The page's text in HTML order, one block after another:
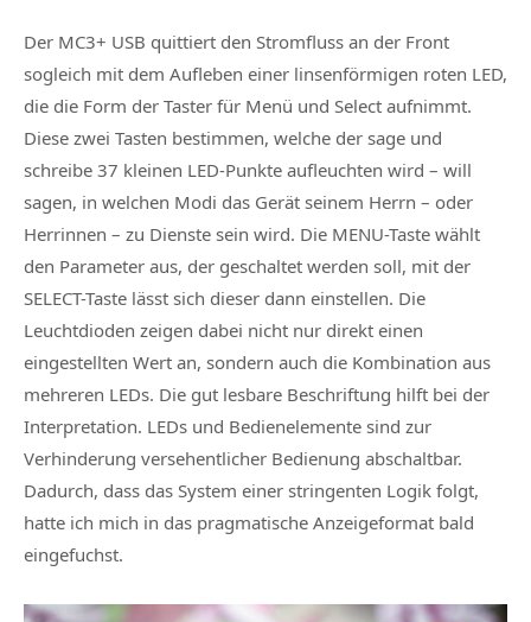
Der MC3+ USB quittiert den Stromfluss an der Front
sogleich mit dem Aufleben einer linsenförmigen roten LED,
die die Form der Taster für Menü und Select aufnimmt.
Diese zwei Tasten bestimmen, welche der sage und
schreibe 37 kleinen LED-Punkte aufleuchten wird – will
sagen, in welchen Modi das Gerät seinem Herrn – oder
Herrinnen – zu Dienste sein wird. Die MENU-Taste wählt
den Parameter aus, der geschaltet werden soll, mit der
SELECT-Taste lässt sich dieser dann einstellen. Die
Leuchtdioden zeigen dabei nicht nur direkt einen
eingestellten Wert an, sondern auch die Kombination aus
mehreren LEDs. Die gut lesbare Beschriftung hilft bei der
Interpretation. LEDs und Bedienelemente sind zur
Verhinderung versehentlicher Bedienung abschaltbar.
Dadurch, dass das System einer stringenten Logik folgt,
hatte ich mich in das pragmatische Anzeigeformat bald
eingefuchst.